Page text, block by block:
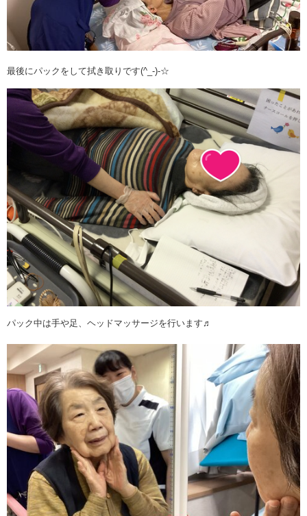
最後にパックをして拭き取りです(^_-)-☆
パック中は手や足、ヘッドマッサージを行います♬